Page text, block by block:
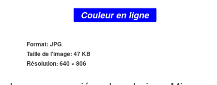
Couleur en ligne
Format: JPG
Taille de l'image: 47 KB
Résolution: 640 × 806